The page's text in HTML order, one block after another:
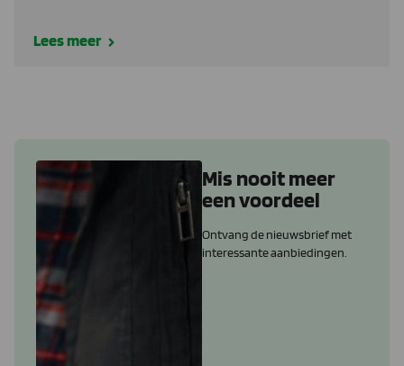
Lees meer
Mis nooit meer
een voordeel
Ontvang de nieuwsbrief met
interessante aanbiedingen.